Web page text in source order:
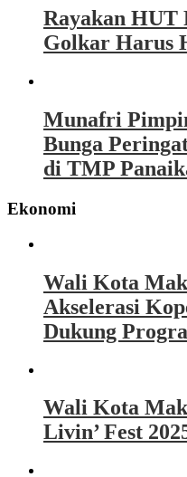
Rayakan HUT
Golkar Harus
Munafri
Bunga
di TMP
Ekonomi
Wali Kota
Akselerasi
Dukung
Wali Kota
Livin’ Fest